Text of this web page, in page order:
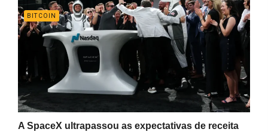
BITCOIN
A SpaceX ultrapassou as expectativas de receita